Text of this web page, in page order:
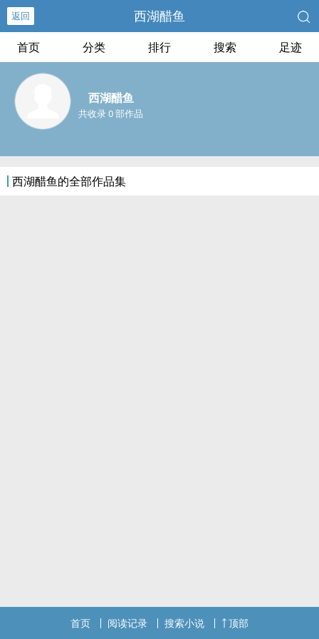
返回 西湖醋鱼
首页 分类 排行 搜索 足迹
西湖醋鱼
共收录 0 部作品
西湖醋鱼的全部作品集
首页 阅读记录 搜索小说 顶部